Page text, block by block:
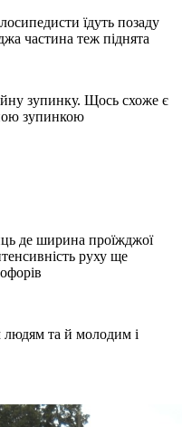
їдуть позаду
частина теж піднята
зупинку. Щось схоже є
зупинкою
де ширина проїжджої
руху ще
та й молодим і